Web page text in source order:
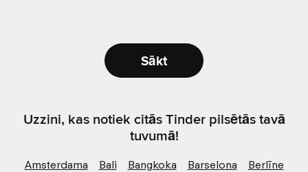
Sākt
Uzzini, kas notiek citās Tinder pilsētās tavā
tuvumā!
Amsterdama Bali Bangkoka Barselona
Berlīne